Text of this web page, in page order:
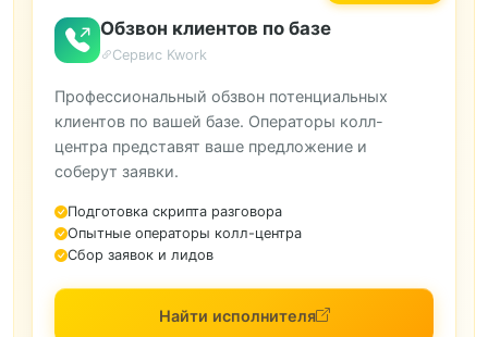
Обзвон клиентов по базе
Сервис Kwork
Профессиональный обзвон потенциальных
клиентов по вашей базе. Операторы колл-
центра представят ваше предложение и
соберут заявки.
Подготовка скрипта разговора
Опытные операторы колл-центра
Сбор заявок и лидов
Найти исполнителя